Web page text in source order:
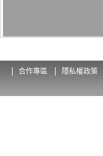
合作專區 隱私權政策